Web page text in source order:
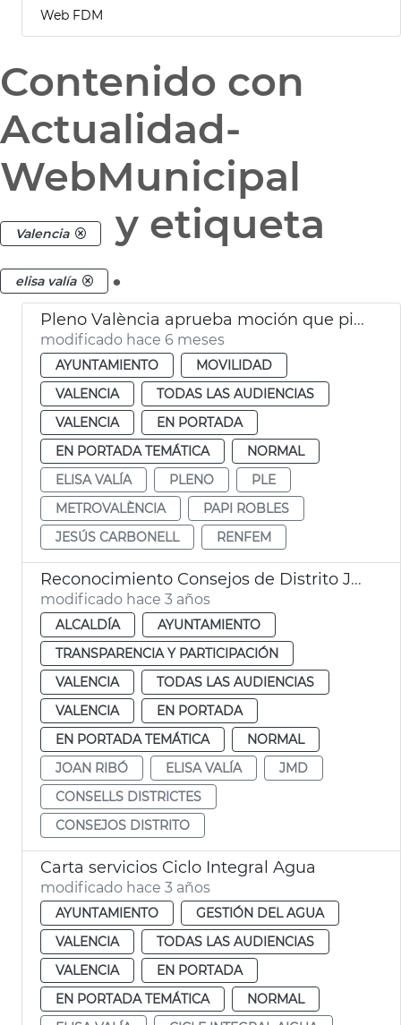
Web FDM
Contenido con
Actualidad-
WebMunicipal
Valencia y etiqueta
elisa valía .
Pleno València aprueba moción que pide mejoras en Renfe y Metrovalència
modificado hace 6 meses
AYUNTAMIENTO
MOVILIDAD
VALENCIA
TODAS LAS AUDIENCIAS
VALENCIA
EN PORTADA
EN PORTADA TEMÁTICA
NORMAL
ELISA VALÍA
PLENO
PLE
METROVALÈNCIA
PAPI ROBLES
JESÚS CARBONELL
RENFEM
Reconocimiento Consejos de Distrito JMD
modificado hace 3 años
ALCALDÍA
AYUNTAMIENTO
TRANSPARENCIA Y PARTICIPACIÓN
VALENCIA
TODAS LAS AUDIENCIAS
VALENCIA
EN PORTADA
EN PORTADA TEMÁTICA
NORMAL
JOAN RIBÓ
ELISA VALÍA
JMD
CONSELLS DISTRICTES
CONSEJOS DISTRITO
Carta servicios Ciclo Integral Agua
modificado hace 3 años
AYUNTAMIENTO
GESTIÓN DEL AGUA
VALENCIA
TODAS LAS AUDIENCIAS
VALENCIA
EN PORTADA
EN PORTADA TEMÁTICA
NORMAL